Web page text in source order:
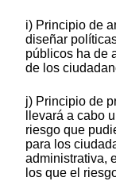
i) Principio de
diseñar
públicos ha de
de los
j) Principio de
llevará a cabo
riesgo que
para los
administrativa,
los que el